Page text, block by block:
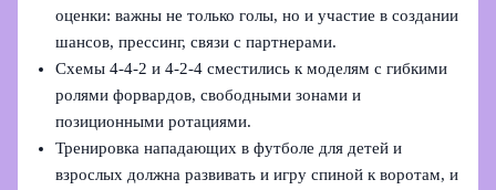
оценки: важны не только голы, но и участие в создании
шансов, прессинг, связи с партнерами.
Схемы 4‑4‑2 и 4‑2‑4 сместились к моделям с гибкими
ролями форвардов, свободными зонами и
позиционными ротациями.
Тренировка нападающих в футболе для детей и
взрослых должна развивать и игру спиной к воротам, и